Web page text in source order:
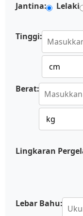
Jantina: Lelaki
Tinggi:
Berat:
Lingkaran
Lebar Bahu: